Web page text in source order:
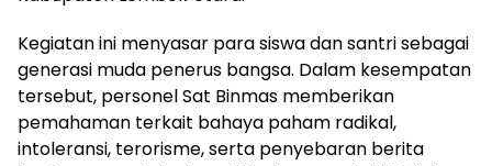
Kegiatan ini menyasar para siswa dan santri sebagai
generasi muda penerus bangsa. Dalam kesempatan
tersebut, personel Sat Binmas memberikan
pemahaman terkait bahaya paham radikal,
intoleransi, terorisme, serta penyebaran berita